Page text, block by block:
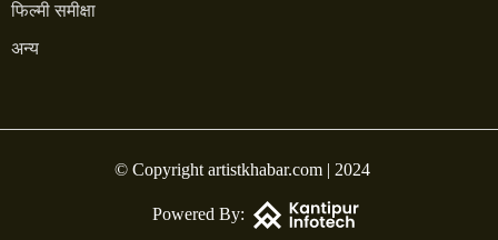
फिल्मी समीक्षा
अन्य
© Copyright artistkhabar.com | 2024
Powered By: